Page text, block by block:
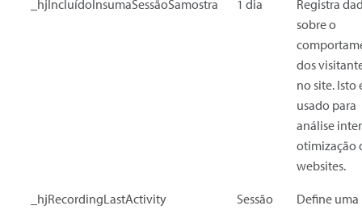
_hjIncluídoInsumaSessãoSamostra 1 dia
Registra
sobre o
dos
no site. Isto
usado para
análise
otimização
websites.
_hjRecordingLastActivity Sessão
Define uma